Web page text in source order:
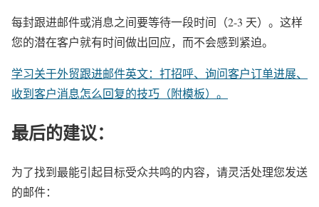
每封跟进邮件或消息之间要等待一段时间（2-3 天）。这样
您的潜在客户就有时间做出回应，而不会感到紧迫。
学习关于外贸跟进邮件英文：打招呼、询问客户订单进展、
收到客户消息怎么回复的技巧（附模板）。
最后的建议：
为了找到最能引起目标受众共鸣的内容，请灵活处理您发送
的邮件：